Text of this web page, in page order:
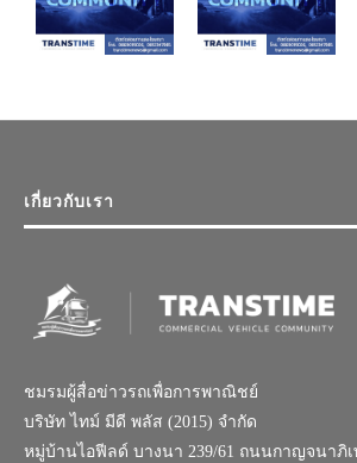
เกี่ยวกับเรา
ชมรมผู้สื่อข่าวรถเพื่อการพาณิชย์
บริษัท ไทม์ มีดี พลัส (2015) จำกัด
หมู่บ้านไอฟีลด์ บางนา 239/61 ถนนกาญจนาภิ